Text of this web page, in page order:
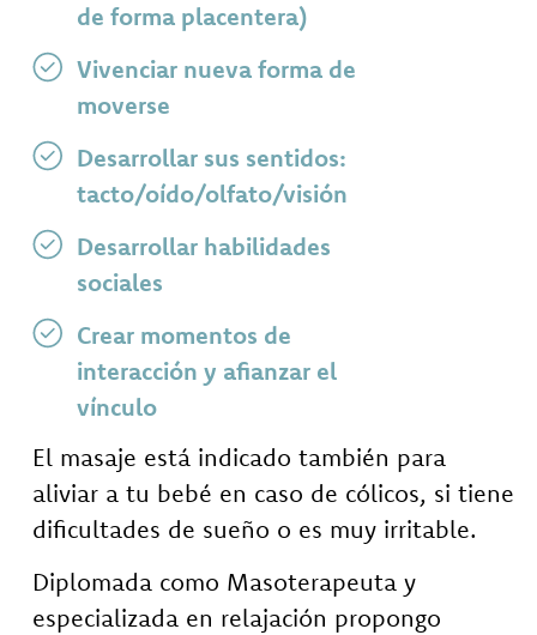
de forma placentera)
Vivenciar nueva forma de
moverse
Desarrollar sus sentidos:
tacto/oído/olfato/visión
Desarrollar habilidades
sociales
Crear momentos de
interacción y afianzar el
vínculo
El masaje está indicado también para
aliviar a tu bebé en caso de cólicos, si tiene
dificultades de sueño o es muy irritable.
Diplomada como Masoterapeuta y
especializada en relajación propongo